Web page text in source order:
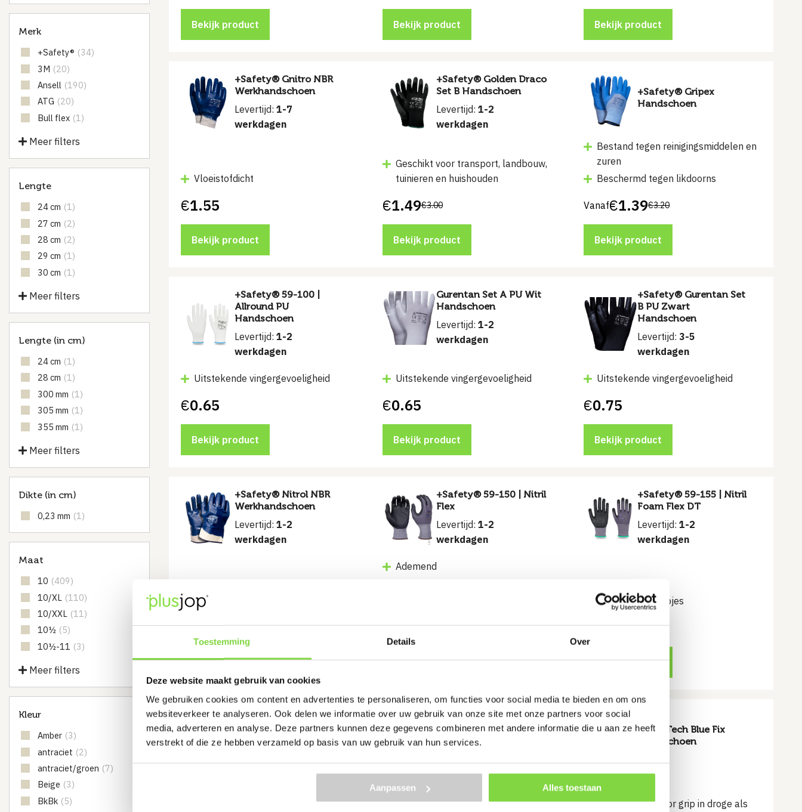
Toestemming Details Over
Deze website maakt gebruik van cookies
We gebruiken cookies om content en advertenties te personaliseren, om functies voor social media te bieden en om ons
websiteverkeer te analyseren. Ook delen we informatie over uw gebruik van onze site met onze partners voor social
media, adverteren en analyse. Deze partners kunnen deze gegevens combineren met andere informatie die u aan ze heeft
verstrekt of die ze hebben verzameld op basis van uw gebruik van hun services.
Aanpassen Alles toestaan
Merk
+Safety® (34)
3M (20)
Ansell (190)
ATG (20)
Bull flex (1)
Meer filters
Lengte
24 cm (1)
27 cm (2)
28 cm (2)
29 cm (1)
30 cm (1)
Meer filters
Lengte (in cm)
24 cm (1)
28 cm (1)
300 mm (1)
305 mm (1)
355 mm (1)
Meer filters
Dikte (in cm)
0,23 mm (1)
Maat
10 (409)
10/XL (110)
10/XXL (11)
10½ (5)
10½-11 (3)
Meer filters
Kleur
Amber (3)
antraciet (2)
antraciet/groen (7)
Beige (3)
BkBk (5)
Bekijk product Bekijk product Bekijk product
+Safety® Gnitro NBR
Werkhandschoen
Levertijd: 1-7
werkdagen
Vloeistofdicht
€1.55
Bekijk product
+Safety® Golden Draco
Set B Handschoen
Levertijd: 1-2
werkdagen
Geschikt voor transport, landbouw,
tuinieren en huishouden
€3.00
€1.49
Bekijk product
+Safety® Gripex
Handschoen
Bestand tegen reinigingsmiddelen en
zuren
Beschermd tegen likdoorns
Vanaf €3.20
€1.39
Bekijk product
+Safety® 59-100 |
Allround PU
Handschoen
Levertijd: 1-2
werkdagen
Uitstekende vingergevoeligheid
€0.65
Bekijk product
Gurentan Set A PU Wit
Handschoen
Levertijd: 1-2
werkdagen
Uitstekende vingergevoeligheid
€0.65
Bekijk product
+Safety® Gurentan Set
B PU Zwart
Handschoen
Levertijd:3-5
werkdagen
Uitstekende vingergevoeligheid
€0.75
Bekijk product
+Safety® Nitrol NBR
Werkhandschoen
Levertijd: 1-2
werkdagen
vloeistof
€3.99
Bekijk product
+Safety® 59-150 | Nitril
Flex
Levertijd: 1-2
werkdagen
Ademend
€2.99
Bekijk product
+Safety® 59-155 | Nitril
Foam Flex DT
Levertijd:1-2
werkdagen
Voorzien van nopjes
€2.75
Bekijk product
+Safety® Red PVC
Werkhandschoen
Levertijd:1-7
werkdagen
+Safety® Silver Draco
Handschoen
Levertijd:1-3
werkdagen
Super Tech Blue Fix
Handschoen
Latex coating voor grip in droge als